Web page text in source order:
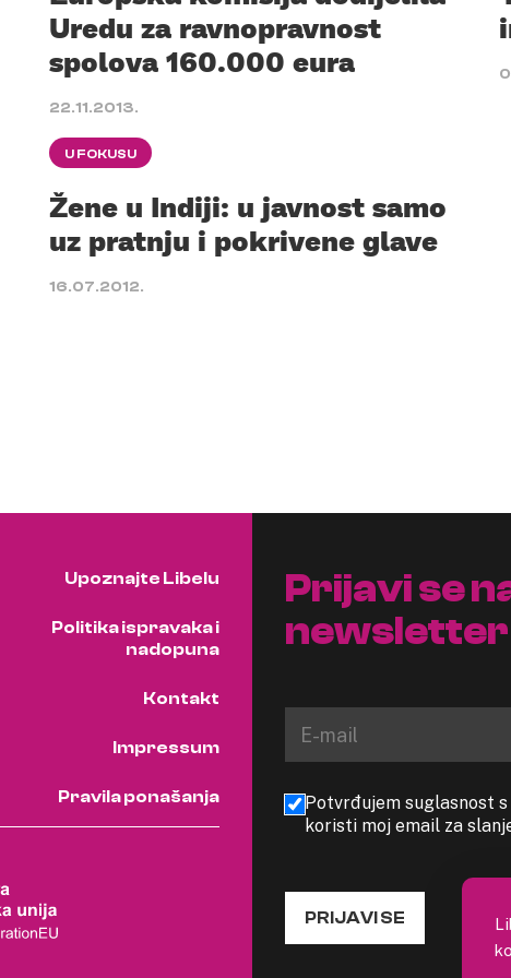
Uredu za ravnopravnost
spolova 160.000 eura
22.11.2013.
U FOKUSU
Žene u Indiji: u javnost samo
uz pratnju i pokrivene glave
16.07.2012.
Upoznajte Libelu
Politika ispravaka i
nadopuna
Kontakt
Impressum
Pravila ponašanja
Prijavi se
newsletter
Potvrđujem suglasnost
koristi moj email za
PRIJAVI SE